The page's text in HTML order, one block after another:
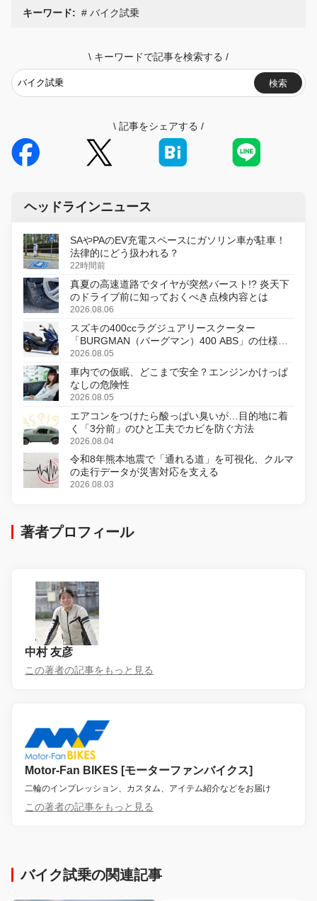
キーワード: バイク試乗
\ キーワードで記事を検索する /
検索
\ 記事をシェアする /
ヘッドラインニュース
SAやPAのEV充電スペースにガソリン車が駐車！
法律的にどう扱われる？
22時間前
真夏の高速道路でタイヤが突然バースト!? 炎天下
のドライブ前に知っておくべき点検内容とは
2026.08.06
スズキの400ccラグジュアリースクーター
「BURGMAN（バーグマン）400 ABS」の仕様を
変更し、8月18日に発売
2026.08.05
車内での仮眠、どこまで安全？エンジンかけっぱ
なしの危険性
2026.08.05
エアコンをつけたら酸っぱい臭いが…目的地に着
く「3分前」のひと工夫でカビを防ぐ方法
2026.08.04
令和8年熊本地震で「通れる道」を可視化、クルマ
の走行データが災害対応を支える
2026.08.03
著者プロフィール
中村 友彦
この著者の記事をもっと見る
Motor-Fan BIKES [モーターファンバイクス]
二輪のインプレッション、カスタム、アイテム紹介などをお届け
この著者の記事をもっと見る
バイク試乗の関連記事